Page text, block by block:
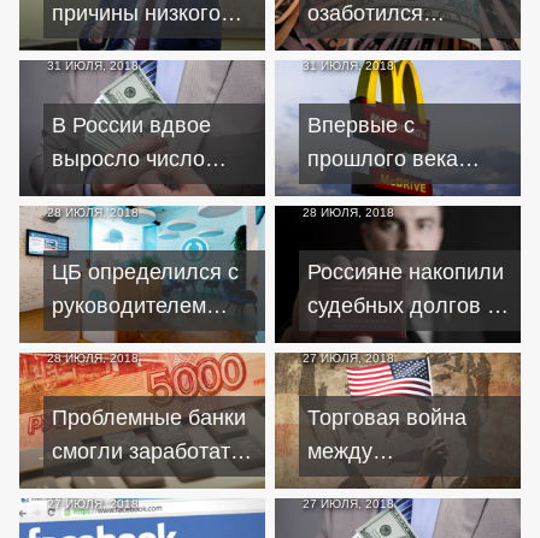
причины низкого
кредитования
бизнеса
озаботился
перспективами
инфляции и
занятости в США
31 ИЮЛЯ, 2018
В России вдвое
выросло число
черных кредиторов
31 ИЮЛЯ, 2018
Впервые с
прошлого века
"Макдоналдс"
снизил выручку в
России
28 ИЮЛЯ, 2018
ЦБ определился с
руководителем
банка проблемных
активов
28 ИЮЛЯ, 2018
Россияне накопили
судебных долгов на
4,4 триллиона
рублей
28 ИЮЛЯ, 2018
Проблемные банки
смогли заработать
на депозитах в ЦБ
27 ИЮЛЯ, 2018
Торговая война
между
Вашингтоном и
Брюсселем
27 ИЮЛЯ, 2018 27 ИЮЛЯ, 2018